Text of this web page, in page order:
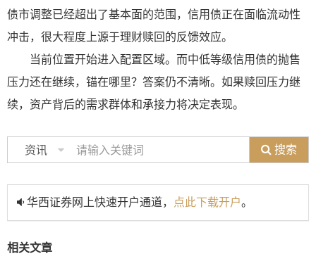
债市调整已经超出了基本面的范围，信用债正在面临流动性
冲击，很大程度上源于理财赎回的反馈效应。
当前位置开始进入配置区域。而中低等级信用债的抛售
压力还在继续，锚在哪里？答案仍不清晰。如果赎回压力继
续，资产背后的需求群体和承接力将决定表现。
资讯 搜索
华西证券网上快速开户通道， 点此下载开户。
相关文章